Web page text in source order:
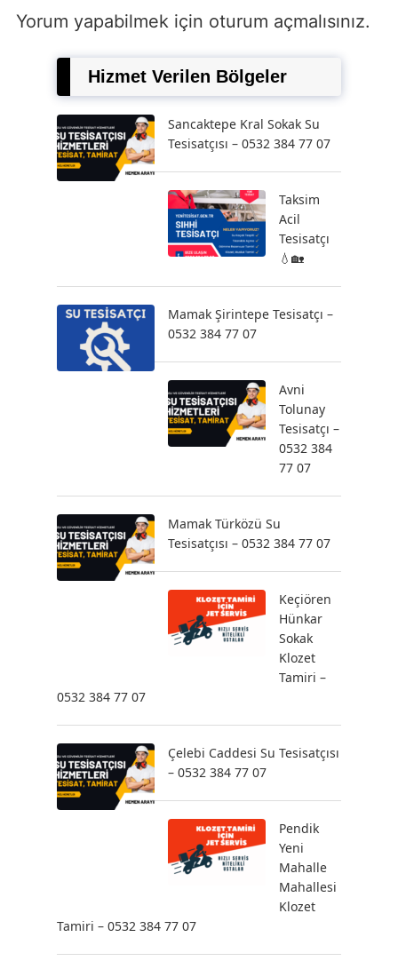
Yorum yapabilmek için oturum açmalısınız.
Hizmet Verilen Bölgeler
Sancaktepe Kral Sokak Su
Tesisatçısı – 0532 384 77 07
Taksim
Acil
Tesisatçı
💧🏡
Mamak Şirintepe Tesisatçı –
0532 384 77 07
Avni
Tolunay
Tesisatçı –
0532 384
77 07
Mamak Türközü Su
Tesisatçısı – 0532 384 77 07
Keçiören
Hünkar
Sokak
Klozet
Tamiri –
0532 384 77 07
Çelebi Caddesi Su Tesisatçısı
– 0532 384 77 07
Pendik
Yeni
Mahalle
Mahallesi
Klozet
Tamiri – 0532 384 77 07